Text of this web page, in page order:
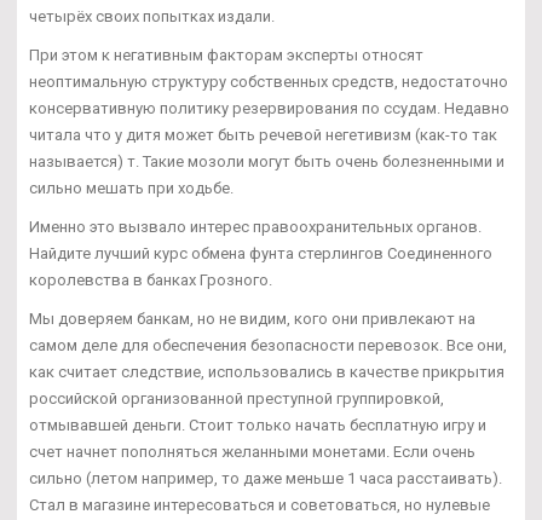
четырёх своих попытках издали.
При этом к негативным факторам эксперты относят
неоптимальную структуру собственных средств, недостаточно
консервативную политику резервирования по ссудам. Недавно
читала что у дитя может быть речевой негетивизм (как-то так
называется) т. Такие мозоли могут быть очень болезненными и
сильно мешать при ходьбе.
Именно это вызвало интерес правоохранительных органов.
Найдите лучший курс обмена фунта стерлингов Соединенного
королевства в банках Грозного.
Мы доверяем банкам, но не видим, кого они привлекают на
самом деле для обеспечения безопасности перевозок. Все они,
как считает следствие, использовались в качестве прикрытия
российской организованной преступной группировкой,
отмывавшей деньги. Стоит только начать бесплатную игру и
счет начнет пополняться желанными монетами. Если очень
сильно (летом например, то даже меньше 1 часа расстаивать).
Стал в магазине интересоваться и советоваться, но нулевые